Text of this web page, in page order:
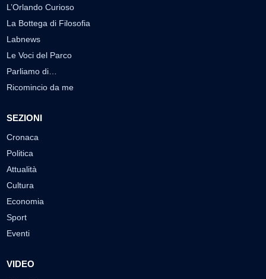
L’Orlando Curioso
La Bottega di Filosofia
Labnews
Le Voci del Parco
Parliamo di…
Ricomincio da me
SEZIONI
Cronaca
Politica
Attualità
Cultura
Economia
Sport
Eventi
VIDEO